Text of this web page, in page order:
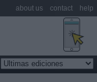
about us contact help